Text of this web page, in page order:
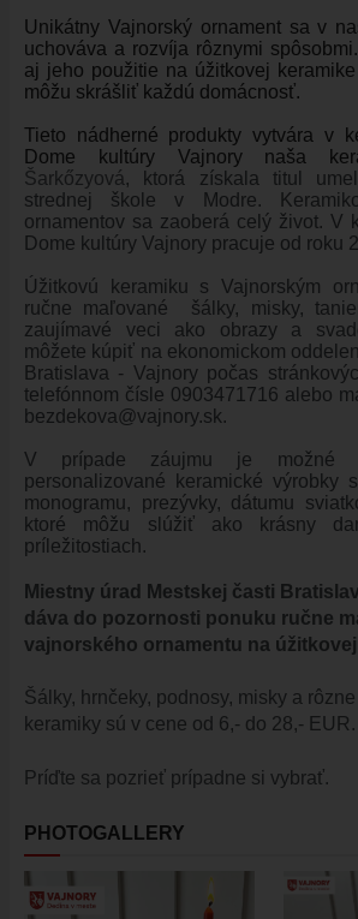
ÚRAD
STAROSTA
ZÁSTUPKYŇA STAROSTU
POSLANCI
MIESTNE ZASTUPITEĽSTVO
KOMISIE
ZASADNUTIA KOMISIÍ
KONTROLÓR
MIESTNA RADA
ŠTRUKTÚRA MIÚ
ZBERNÉ MIESTO
REFERENDUM
OTVORENÁ SAMOSPRÁVA
ÚRADNÁ TABUĽA
EVIDENCIA PSOV
VZN
DOKUMENTY
ROZPOČET
PETÍCIE
ZVEREJNENIE VYDANÝCH POVOLENÍ NA
Unikátny Vajnorský ornament sa v
uchováva a rozvíja rôznymi
aj jeho použitie na úžitkovej
môžu skrášliť každú domácnosť.
Tieto nádherné produkty vytvára v
Dome kultúry Vajnory naša
Šarkőzyová, ktorá získala titul
strednej škole v Modre.
ornamentov sa zaoberá celý život. V
Dome kultúry Vajnory pracuje od roku
Úžitkovú keramiku s Vajnorským
ručne maľované šálky, misky,
zaujímavé veci ako obrazy a
môžete kúpiť na ekonomickom
Bratislava - Vajnory počas
telefónnom čísle 0903471716 alebo
bezdekova@vajnory.sk.
V prípade záujmu je možné
personalizované keramické výrobky
monogramu, prezývky, dátumu
ktoré môžu slúžiť ako krásny
príležitostiach.
Miestny úrad Mestskej časti
dáva do pozornosti ponuku ručne
vajnorského ornamentu na
Šálky, hrnčeky, podnosy, misky a
keramiky sú v cene od 6,- do 28,- EUR.
Príďte sa pozrieť prípadne si vybrať.
PHOTOGALLERY